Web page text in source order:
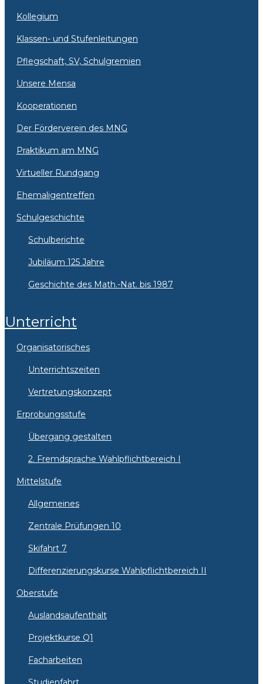
Kollegium
Klassen- und Stufenleitungen
Pflegschaft, SV, Schulgremien
Unsere Mensa
Kooperationen
Der Förderverein des MNG
Praktikum am MNG
Virtueller Rundgang
Ehemaligentreffen
Schulgeschichte
Schulberichte
Jubiläum 125 Jahre
Geschichte des Math.-Nat. bis 1987
Unterricht
Organisatorisches
Unterrichtszeiten
Vertretungskonzept
Erprobungsstufe
Übergang gestalten
2. Fremdsprache Wahlpflichtbereich I
Mittelstufe
Allgemeines
Zentrale Prüfungen 10
Skifahrt 7
Differenzierungskurse Wahlpflichtbereich II
Oberstufe
Auslandsaufenthalt
Projektkurse Q1
Facharbeiten